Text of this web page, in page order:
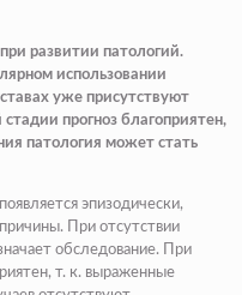
развитии патологий.
использовании
уже присутствуют
прогноз благоприятен,
патология может стать
эпизодически,
При отсутствии
обследование. При
т. к. выраженные